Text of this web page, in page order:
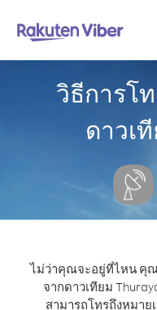
วิธีการโ
ดาวเ
ไม่ว่าคุณจะอยู่ที่ไหน คุ
จากดาวเทียม
สามารถโทรถึงหมาย